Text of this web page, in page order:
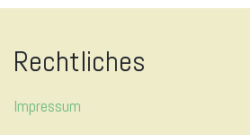
Rechtliches
Impressum